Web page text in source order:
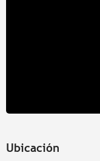
Ubicación